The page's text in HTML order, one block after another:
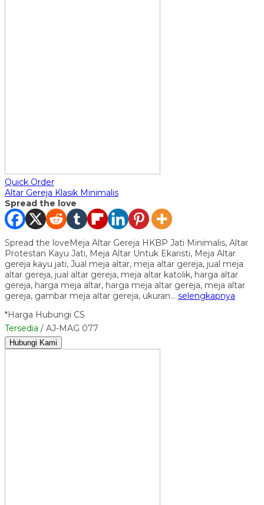
Quick Order
Altar Gereja Klasik Minimalis
Spread the love
Spread the loveMeja Altar Gereja HKBP Jati Minimalis, Altar
Protestan Kayu Jati, Meja Altar Untuk Ekaristi, Meja Altar
gereja kayu jati, Jual meja altar, meja altar gereja, jual meja
altar gereja, jual altar gereja, meja altar katolik, harga altar
gereja, harga meja altar, harga meja altar gereja, meja altar
gereja, gambar meja altar gereja, ukuran… selengkapnya
*Harga Hubungi CS
Tersedia / AJ-MAG 077
Hubungi Kami